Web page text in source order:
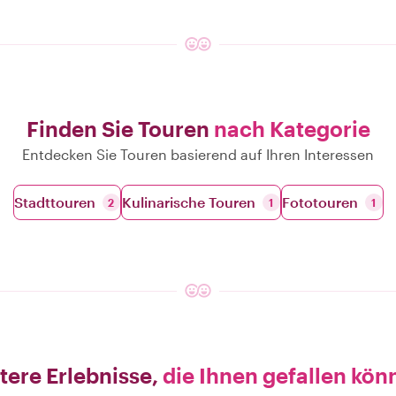
Finden Sie Touren nach Kategorie
Entdecken Sie Touren basierend auf Ihren Interessen
Stadttouren 2 Kulinarische Touren 1 Fototouren 1
Erlebnisse, die Ihnen gefallen